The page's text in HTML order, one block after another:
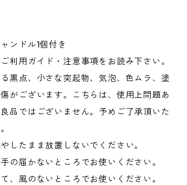
ンドル1個付き
利用ガイド・注意事項をお読み下さい。
黒点、小さな突起物、気泡、色ムラ、塗
がございます。こちらは、使用上問題あ
品ではございません。予めご了承頂いた
したまま放置しないでください。
の届かないところでお使いください。
、風のないところでお使いください。